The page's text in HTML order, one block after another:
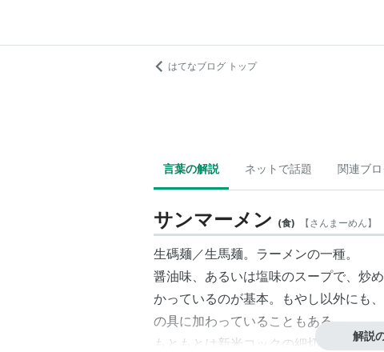
はてなブログ トップ
言葉の解説 ネットで話題 関連ブ
サンマーメン (食) 【さんまーめん】
生碼麺／生馬麺。ラーメンの一種。
醤油味、あるいは塩味のスープで、炒
かっているのが基本。もやし以外にも
の具に加わっていることもある。
もともとは新米コックの細切りの練習
解説